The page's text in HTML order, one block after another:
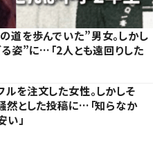
道を歩んでいた”男女。しかし
姿”に…「2人とも遠回りした
ルを注文した女性。しかしそ
然とした投稿に…「知らなか
い」